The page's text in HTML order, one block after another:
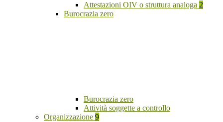
Attestazioni OIV o struttura analoga 2
Burocrazia zero
Burocrazia zero
Attività soggette a controllo
Organizzazione 9